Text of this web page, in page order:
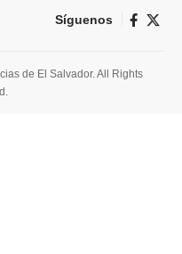
Síguenos
de El Salvador. All Rights